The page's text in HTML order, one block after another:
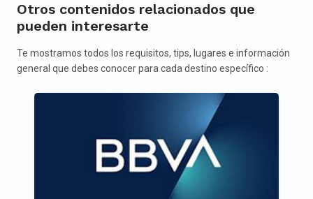
Otros contenidos relacionados que
pueden interesarte
Te mostramos todos los requisitos, tips, lugares e información
general que debes conocer para cada destino específico :